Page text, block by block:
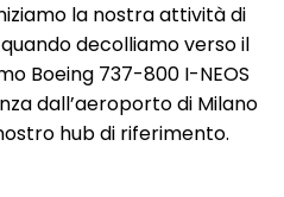
la nostra attività di
decolliamo verso il
Boeing 737-800 I-NEOS
dall’aeroporto di Milano
hub di riferimento.